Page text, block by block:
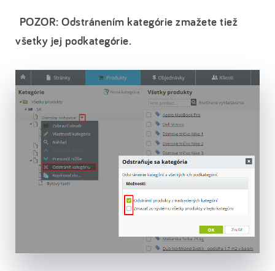
POZOR: Odstránením kategórie zmažete tiež
všetky jej podkategórie.